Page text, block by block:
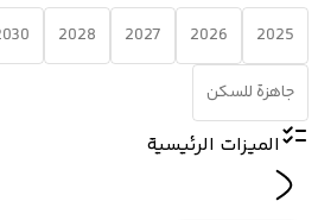
2025
2026
2027
2028
جاهزة للسكن
الميزات الرئيسية